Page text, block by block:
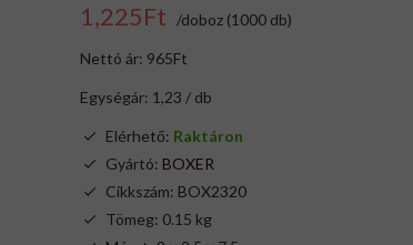
1,225Ft /doboz (1000 db)
Nettó ár: 965Ft
Egységár: 1,23 / db
Elérhető: Raktáron
Gyártó: BOXER
Cikkszám: BOX2320
Tömeg: 0.15 kg